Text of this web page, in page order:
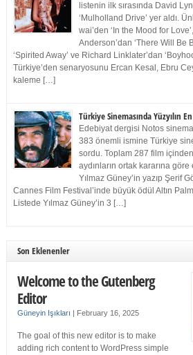
listenin ilk sırasında David
‘Mulholland Drive’ yer aldı.
wai’den ‘In the Mood for
Anderson’dan ‘There Will Be
‘Spirited Away’ ve Richard Linklater’dan
Türkiye’den senaryosunu Ercan Kesal, Ebru
kaleme […]
Türkiye Sinemasında Yüzyılın
Edebiyat dergisi Notos
383 önemli ismine Türkiye
sordu. Toplam 287 film içinden
aydınların ortak kararına
Yılmaz Güney’in yazıp Şerif
Cannes Film Festival’inde büyük ödül Altın
Listede Yılmaz Güney’in 3 […]
Son Eklenenler
Welcome to the Gutenberg
Editor
Güneyin Işıkları | February 16, 2025
The goal of this new editor is to make
adding rich content to WordPress simple